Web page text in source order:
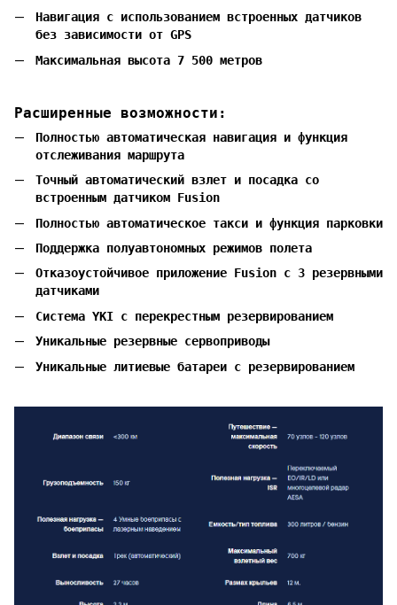
Навигация с использованием встроенных датчиков
без зависимости от GPS
Максимальная высота 7 500 метров
Расширенные возможности:
Полностью автоматическая навигация и функция
отслеживания маршрута
Точный автоматический взлет и посадка со
встроенным датчиком Fusion
Полностью автоматическое такси и функция парковки
Поддержка полуавтономных режимов полета
Отказоустойчивое приложение Fusion с 3 резервными
датчиками
Система YKI с перекрестным резервированием
Уникальные резервные сервоприводы
Уникальные литиевые батареи с резервированием